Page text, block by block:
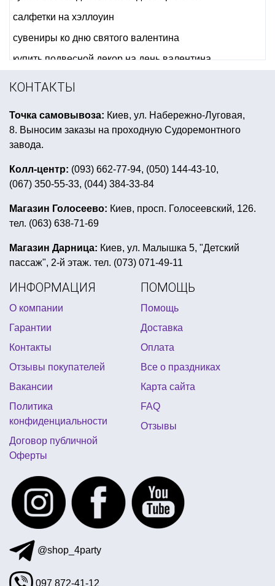
салфетки на хэллоуин
сувениры ко дню святого валентина
купить подвесной декор на день валентина
купить пиратскую шляпу в киеве
подарок на 1 апреля
купить все для греческой вечеринки
вечеринка в стиле психушки
букет из фольгированных шаров
гавайские шляпы
подарок на день защитника
купить новогодние игрушки и гирлянды
подарки на день защитника коллегам
маска детская новогодняя
вечеринка в пляжном стиле
новогодние магазины в киеве
воздушные шары маме на день рождения
прикольные подарки к 8 марта
новогодние костюмы насекомых
рожки обруч
воздушные шары на день рождения мужчине
все для девичника киев
прикольные подтяжки купить
КОНТАКТЫ
Точка самовывоза: Киев, ул. Набережно-Луговая,
8. Выносим заказы на проходную Судоремонтного
завода.
Колл-центр: (093) 662-77-94, (050) 144-43-10,
(067) 350-55-33, (044) 384-33-84
Магазин Голосеево: Киев, просп. Голосеевский, 126.
тел. (063) 638-71-69
Магазин Дарница: Киев, ул. Малышка 5, "Детский
пассаж", 2-й этаж. тел. (073) 071-49-11
ИНФОРМАЦИЯ
О компании
Гарантии
Контакты
Отзывы покупателей
Вакансии
Политика
конфиденциальности
Договор публичной
Оферты
ПОМОЩЬ
Помощь
Доставка
Оплата
Все о праздниках
Карта сайта
FAQ
Отзывы
@shop_4party
097 872-41-12